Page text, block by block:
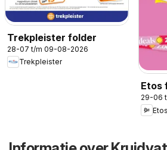
Trekpleister folder
28-07 t/m 09-08-2026
Trekpleister
Etos
29-06
Etos